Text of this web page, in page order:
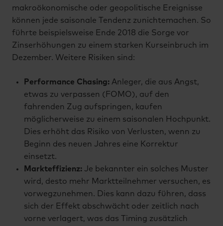
makroökonomische oder geopolitische Ereignisse
können jede saisonale Tendenz zunichtemachen. So
führte beispielsweise Ende 2018 die Sorge vor
Zinserhöhungen zu einem starken Kurseinbruch im
Dezember. Weitere Risiken sind:
Performance Chasing: Anleger, die aus Angst,
etwas zu verpassen (FOMO), auf den
fahrenden Zug aufspringen, kaufen
möglicherweise zu einem saisonalen Hochpunkt.
Dies erhöht das Risiko von Verlusten, wenn zu
Beginn des neuen Jahres eine Korrektur
einsetzt.
Markteffizienz: Je bekannter ein solches Muster
wird, desto mehr Marktteilnehmer versuchen, es
vorwegzunehmen. Dies kann dazu führen, dass
sich der Effekt abschwächt oder zeitlich nach
vorne verlagert, was das Timing zusätzlich